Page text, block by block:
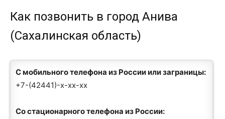
Как позвонить в город Анива
(Сахалинская область)
С мобильного телефона из России или заграницы:
+7-(42441)-x-xx-xx
Со стационарного телефона из России: